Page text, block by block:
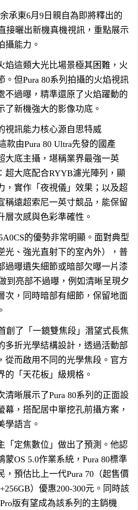
承東6月9日親自為即將釋出的
接曬出新機真機視訊，重點展示
攝能力。
焰這類大光比場景極其困難，火
。但Pura 80系列拍攝的火焰視訊
過曝，精準還原了火焰躍動的
了新機強大的影像功底。
視訊能力核心源自思特威
款由Pura 80 Ultra先發的國產
大底主攝，堪稱業界最強一英
超大底配合RYYB濾光陣列，顯
，實作「夜視儀」效果；以及超
稱遠超索尼一英寸競品，能保留
層次感與色彩準確性。
的優勢非常明顯。面對典型
光、強光直射下的室內外），普
過曝遺失細節或暗部欠曝一片漆
到亮部不過曝，例如清晰呈現夕
次，同時暗部有細節，保留地面
創了「一鏡雙焦段」潛望式長焦
多折光學結構設計，透過活動部
從而啟用不同的光學焦段。官方
的「天花板」級規格。
清晰展示了Pura 80系列的正面設
幕，搭配居中單挖孔前攝方案，
學語言。
「定焦數位」做出了預測。他認
OS 5.0作業系統，Pura 80標準
，預估比上一代Pura 70（起售價
）優惠200-300元。同時該
版有望成為該系列的主銷機